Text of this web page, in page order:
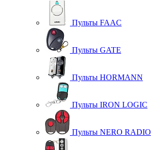
Пульты FAAC
Пульты GATE
Пульты HORMANN
Пульты IRON LOGIC
Пульты NERO RADIO